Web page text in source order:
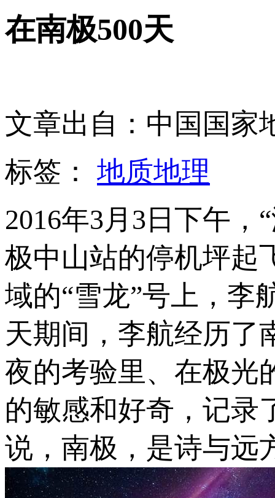
在南极500天
文章出自：中国国家
标签： 地质地理
2016年3月3日下午
极中山站的停机坪起
域的“雪龙”号上，李
天期间，李航经历了
夜的考验里、在极光
的敏感和好奇，记录
说，南极，是诗与远